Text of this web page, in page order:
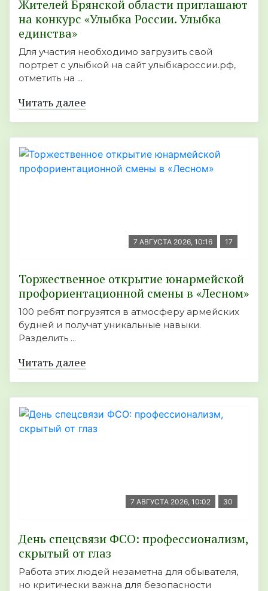
Жителей Брянской области приглашают
на конкурс «Улыбка России. Улыбка
единства»
Для участия необходимо загрузить свой
портрет с улыбкой на сайт улыбкароссии.рф,
отметить на ...
Читать далее
7 АВГУСТА 2026, 10:16 17
Торжественное открытие юнармейской
профориентационной смены в «Лесном»
100 ребят погрузятся в атмосферу армейских
будней и получат уникальные навыки.
Разделить ...
Читать далее
7 АВГУСТА 2026, 10:02 30
День спецсвязи ФСО: профессионализм,
скрытый от глаз
Работа этих людей незаметна для обывателя,
но критически важна для безопасности